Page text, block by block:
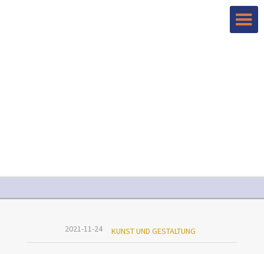
2021-11-24 KUNST UND GESTALTUNG